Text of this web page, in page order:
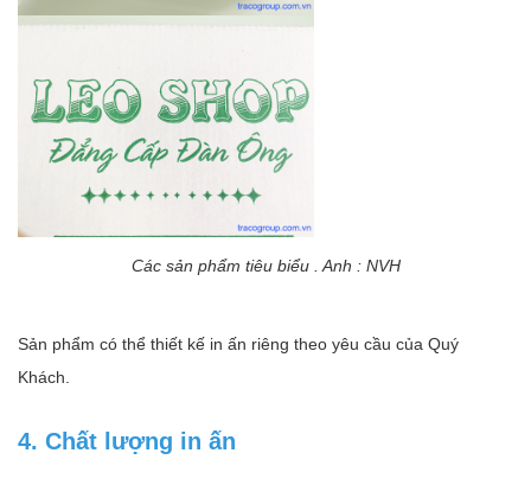
Các sản phẩm tiêu biểu . Anh : NVH
Sản phẩm có thể thiết kế in ấn riêng theo yêu cầu của Quý
Khách.
4. Chất lượng in ấn